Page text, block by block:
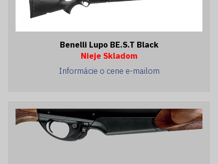
Benelli Lupo BE.S.T Black
Nieje Skladom
Informácie o cene e-mailom